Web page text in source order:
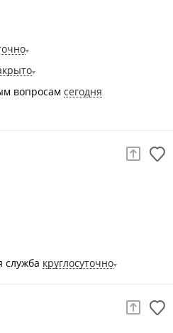
вопросам сегодня
служба круглосуточно